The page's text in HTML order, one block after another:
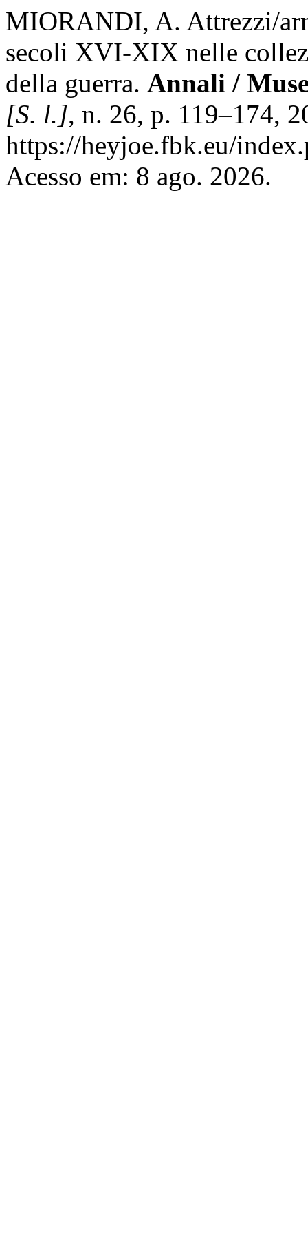
MIORANDI, A. Attrezzi/
secoli XVI-XIX nelle
della guerra. Annali /
[S. l.], n. 26, p. 119–174,
https://heyjoe.fbk.eu/
Acesso em: 8 ago. 2026.